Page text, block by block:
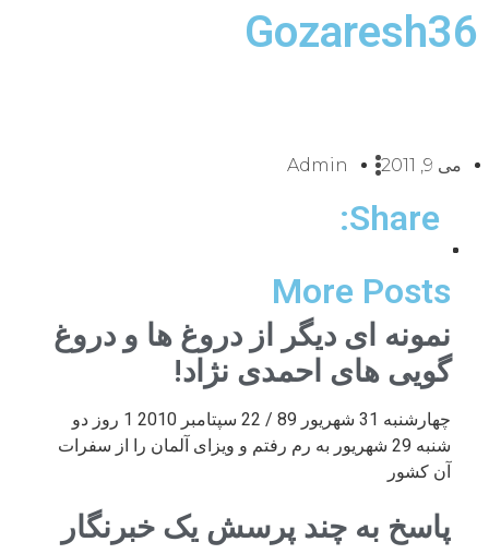
Gozaresh36
می 9, 2011 Admin
Share:
More Posts
نمونه ای دیگر از دروغ ها و دروغ
گویی های احمدی نژاد!
چهارشنبه 31 شهریور 89 / 22 سپتامبر 2010 1 روز دو
شنبه 29 شهریور به رم رفتم و ویزای آلمان را از سفرات
آن کشور
پاسخ به چند پرسش یک خبرنگار